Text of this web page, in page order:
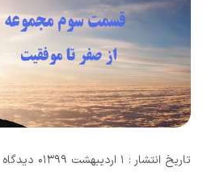
تاریخ انتشار : ۱ اردیبهشت ۱۳۹۹ ۰ دیدگاه